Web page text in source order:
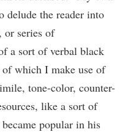
delude the reader into
or series of
a sort of verbal black
which I make use of
tone-color, counter-
like a sort of
popular in his